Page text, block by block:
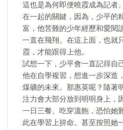
這也是為何即便曉霞成為記者
在一起的關鍵，因為，少平的
富，他苦難的少年經歷和愛閱
一直在飛翔。在這上面，也就
霞，才能跟得上他。
試想一下，少平會一直記得自
他在自學複習，想進一步深造
煤礦的未來。那惠英呢？隨著
注力會大部分放到明明身上，
一日三餐、吃穿溫飽，恐怕她
此在學習上拚命。甚至按照她